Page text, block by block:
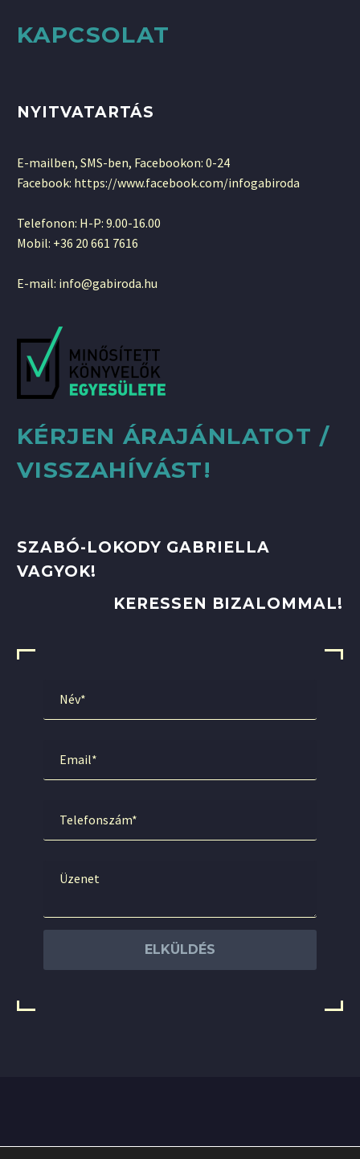
KAPCSOLAT
NYITVATARTÁS
E-mailben, SMS-ben, Facebookon: 0-24
Facebook: https://www.facebook.com/infogabiroda
Telefonon: H-P: 9.00-16.00
Mobil: +36 20 661 7616
E-mail: info@gabiroda.hu
KÉRJEN ÁRAJÁNLATOT /
VISSZAHÍVÁST!
SZABÓ-LOKODY GABRIELLA
VAGYOK!
KERESSEN BIZALOMMAL!